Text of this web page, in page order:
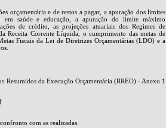
orçamentária e de restos a pagar, a apuração dos limites
em saúde e educação, a apuração do limite máximo
de crédito, as projeções atuariais dos Regimes de
Receita Corrente Líquida, o cumprimento das metas de
Fiscais da Lei de Diretrizes Orçamentárias (LDO) e a
Resumidos da Execução Orçamentária (RREO) - Anexo 1
com as realizadas.